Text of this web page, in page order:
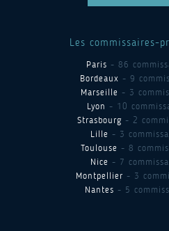
Les commissaires-
Paris - 86
Bordeaux - 9
Marseille - 3
Lyon - 10
Strasbourg - 2
Lille - 3
Toulouse - 8
Nice - 7
Montpellier - 3
Nantes - 5